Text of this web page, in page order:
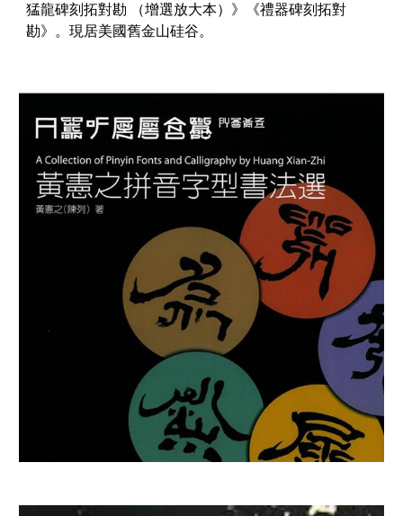
猛龍碑刻拓對勘 （增選放大本）》《禮器碑刻拓對
勘》。現居美國舊金山硅谷。